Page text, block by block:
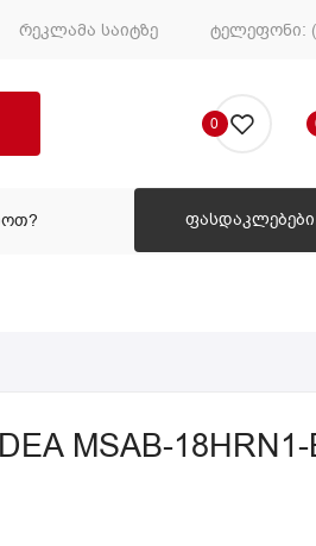
რეკლამა საიტზე ტელეფონი:
0
No products in the cart.
ფასდაკლებები
MSAB-18HRN1-